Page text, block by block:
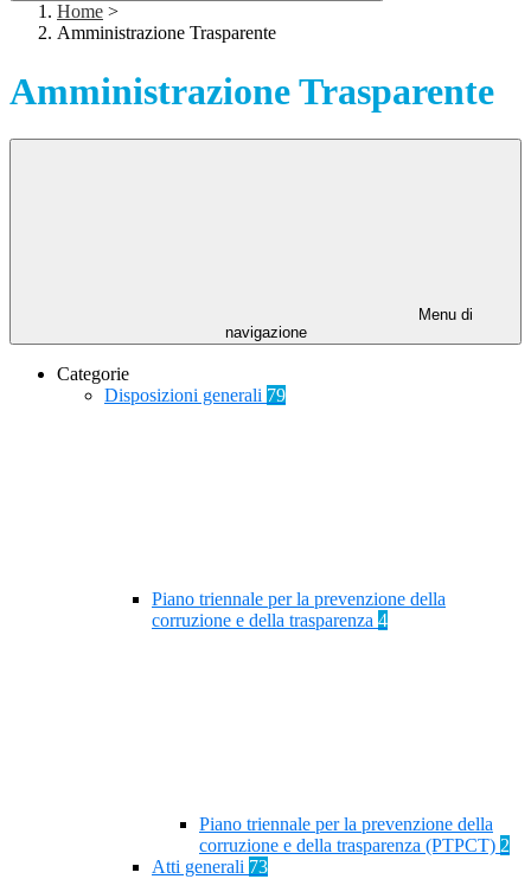
Home >
Amministrazione Trasparente
Amministrazione Trasparente
Menu di
navigazione
Categorie
Disposizioni generali 79
Piano triennale per la prevenzione della
corruzione e della trasparenza 4
Piano triennale per la prevenzione della
corruzione e della trasparenza (PTPCT) 2
Atti generali 73